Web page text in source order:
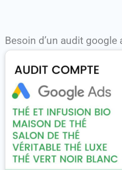
Besoin d’un audit